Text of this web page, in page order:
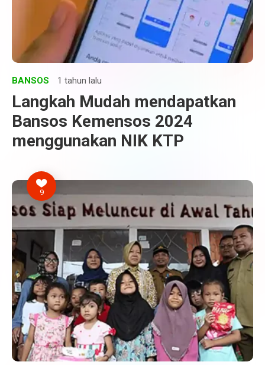
BANSOS 1 tahun lalu
Langkah Mudah mendapatkan
Bansos Kemensos 2024
menggunakan NIK KTP
9